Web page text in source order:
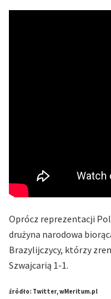
Oprócz reprezentacji
drużyna narodowa
Brazylijczycy, którzy
Szwajcarią 1-1.
źródło: Twitter, wMeritum.pl